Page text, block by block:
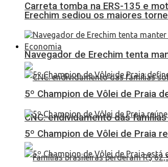
Carreta tomba na ERS-135 e
Economia
CNC: endividamento das
Erechim sediou os maiores
Navegador de Erechim tenta
5º Champion de Vôlei de Praia
5º Champion de Vôlei de Praia